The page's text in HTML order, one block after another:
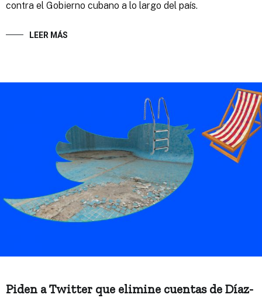
contra el Gobierno cubano a lo largo del país.
LEER MÁS
Piden a Twitter que elimine cuentas de Díaz-